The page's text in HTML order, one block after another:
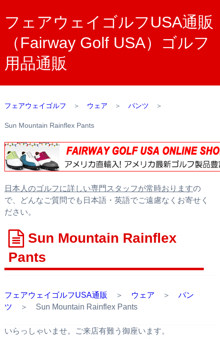
フェアウェイゴルフUSA通販
（Fairway Golf USA）ゴルフ
用品通販
フェアウェイゴルフ ＞ ウェア ＞ パンツ ＞
Sun Mountain Rainflex Pants
日本人のゴルフに詳しい専門スタッフが常時おりますの
で、どんなご質問でも日本語・英語でご遠慮なくお寄せく
ださい。
Sun Mountain Rainflex
Pants
フェアウェイゴルフUSA通販 ＞ ウェア ＞ パン
ツ ＞ Sun Mountain Rainflex Pants
いらっしゃいませ。ご来店有難う御座います。